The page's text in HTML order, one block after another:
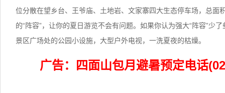
位分散在望乡台、王爷庙、土地岩、文家寨四大生态停车场，总面
的“阵容”，让你的夏日游览不会有问题。如果你认为强大“阵容”少
景区广场处的公园小设施，大型户外电视，一洗夏夜的枯燥。
广告：四面山包月避暑预定电话